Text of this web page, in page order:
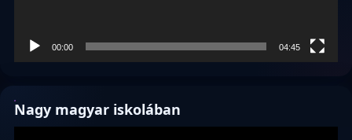
00:00 04:45
Nagy magyar iskolában